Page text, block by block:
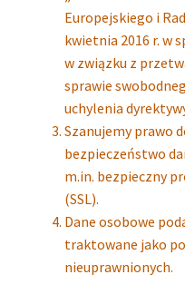
Europejskiego i
kwietnia 2016 r. w
w związku z
sprawie
uchylenia
Szanujemy prawo
bezpieczeństwo
m.in. bezpieczny
(SSL).
Dane osobowe
traktowane jako
nieuprawnionych.